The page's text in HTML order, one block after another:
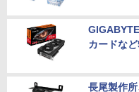
カードな
長尾製作